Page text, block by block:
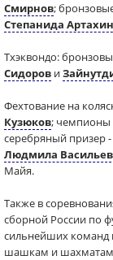
Смирнов;
Степанида
Тхэквондо:
Сидоров и
Фехтование на
Кузюков; чемпионы
серебряный призер -
Людмила
Майя.
Также в
сборной России по
сильнейших
шашкам и